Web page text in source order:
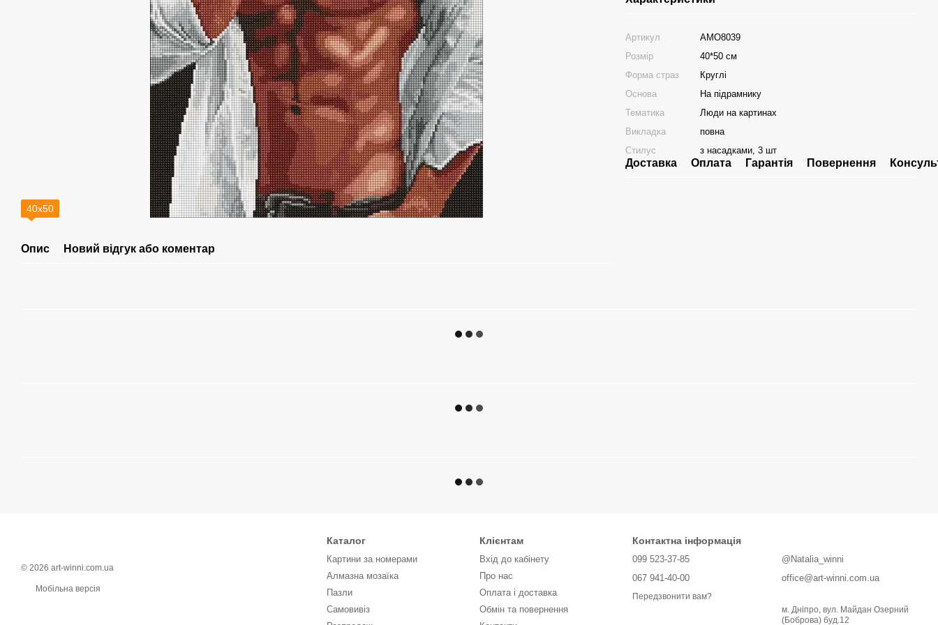
40х50
Опис Новий відгук або коментар
Артикул
AMO8039
Розмір
40*50 см
Форма страз
Круглі
Основа
На підрамнику
Тематика
Люди на картинах
Викладка
повна
Стилус
з насадками, 3 шт
Доставка Оплата Гарантія Повернення
© 2026 art-winni.com.ua
Мобільна версія
Каталог
Картини за номерами
Алмазна мозаїка
Пазли
Самовивіз
Клієнтам
Вхід до кабінету
Про нас
Оплата і доставка
Обмін та повернення
Контактна інформація
099 523-37-85
067 941-40-00
Передзвонити вам?
@Natalia_winni
office@art-winni.com.ua
м. Дніпро, вул. Майдан Озерний
(Боброва) буд.12